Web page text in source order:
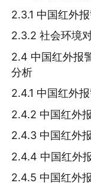
2.3.1 中国红外
2.3.2 社会环境
2.4 中国红外报
分析
2.4.1 中国红外
2.4.2 中国红外
2.4.3 中国红外
2.4.4 中国红外
2.4.5 中国红外